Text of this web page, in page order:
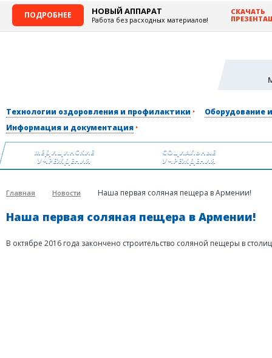
ПОДРОБНЕЕ НОВЫЙ АППАРАТ
Работа без расходных материалов!
СКАЧАТЬ
Технологии оздоровления и профилактики
Оборудование
Информация и документация
МЕДИЦИНСКИЕ
УЧРЕЖДЕНИЯ
СОЦИАЛЬНЫЕ
УЧРЕЖДЕНИЯ
Главная Новости Наша первая соляная пещера в Армении!
Наша первая соляная пещера в Армении!
В октябре 2016 года закончено строительство соляной пещеры в